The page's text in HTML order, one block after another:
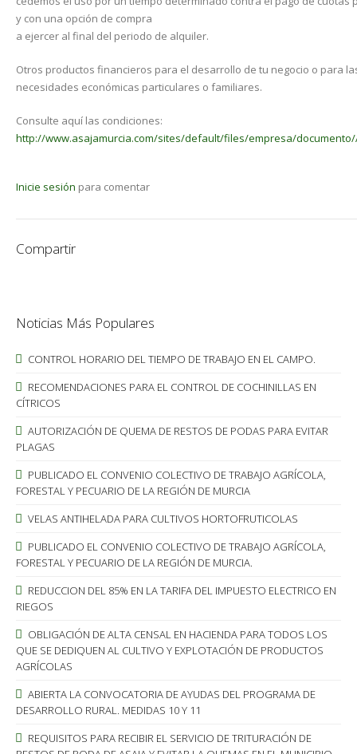
y con una opción de compra
a ejercer al final del periodo de alquiler.
Otros productos financieros para el desarrollo de tu negocio o para
necesidades económicas particulares o familiares.
Consulte aquí las condiciones:
http://www.asajamurcia.com/sites/default/files/empresa/documento/
Inicie sesión para comentar
Compartir
Noticias Más Populares
CONTROL HORARIO DEL TIEMPO DE TRABAJO EN EL CAMPO.
RECOMENDACIONES PARA EL CONTROL DE COCHINILLAS EN
CÍTRICOS
AUTORIZACIÓN DE QUEMA DE RESTOS DE PODAS PARA EVITAR
PLAGAS
PUBLICADO EL CONVENIO COLECTIVO DE TRABAJO AGRÍCOLA,
FORESTAL Y PECUARIO DE LA REGIÓN DE MURCIA
VELAS ANTIHELADA PARA CULTIVOS HORTOFRUTICOLAS
PUBLICADO EL CONVENIO COLECTIVO DE TRABAJO AGRÍCOLA,
FORESTAL Y PECUARIO DE LA REGIÓN DE MURCIA.
REDUCCION DEL 85% EN LA TARIFA DEL IMPUESTO ELECTRICO EN
RIEGOS
OBLIGACIÓN DE ALTA CENSAL EN HACIENDA PARA TODOS LOS
QUE SE DEDIQUEN AL CULTIVO Y EXPLOTACIÓN DE PRODUCTOS
AGRÍCOLAS
ABIERTA LA CONVOCATORIA DE AYUDAS DEL PROGRAMA DE
DESARROLLO RURAL. MEDIDAS 10 Y 11
REQUISITOS PARA RECIBIR EL SERVICIO DE TRITURACIÓN DE